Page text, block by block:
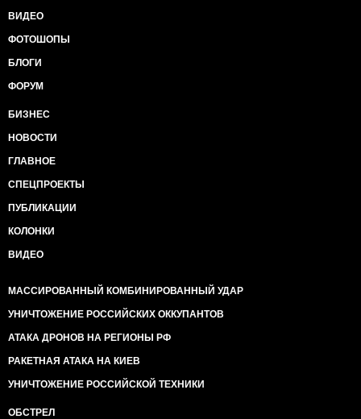
ВИДЕО
ФОТОШОПЫ
БЛОГИ
ФОРУМ
БИЗНЕС
НОВОСТИ
ГЛАВНОЕ
СПЕЦПРОЕКТЫ
ПУБЛИКАЦИИ
КОЛОНКИ
ВИДЕО
МАССИРОВАННЫЙ КОМБИНИРОВАННЫЙ УДАР
УНИЧТОЖЕНИЕ РОССИЙСКИХ ОККУПАНТОВ
АТАКА ДРОНОВ НА РЕГИОНЫ РФ
РАКЕТНАЯ АТАКА НА КИЕВ
УНИЧТОЖЕНИЕ РОССИЙСКОЙ ТЕХНИКИ
ОБСТРЕЛ